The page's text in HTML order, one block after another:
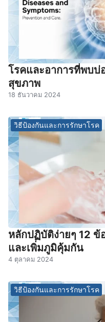
โรคและอาการที่พบบ่
สุขภาพ
18 ธันวาคม 2024
วิธีป้องกันและการรักษาโรค
หลักปฏิบัติง่ายๆ 12 ข้
และเพิ่มภูมิคุ้มกัน
4 ตุลาคม 2024
วิธีป้องกันและการรักษาโรค